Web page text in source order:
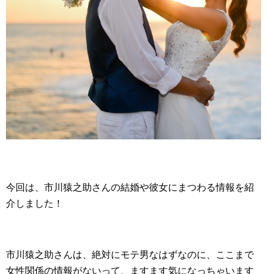
今回は、市川猿之助さんの結婚や彼女にまつわる情報を紹
介しました！
市川猿之助さんは、絶対にモテ男なはずなのに、ここまで
女性関係の情報がないって、ますます気になっちゃいます